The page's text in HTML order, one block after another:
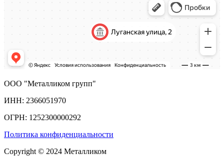
ООО "Металликом групп"
ИНН: 2366051970
ОГРН: 1252300000292
Политика конфиденциальности
Copyright © 2024 Металликом